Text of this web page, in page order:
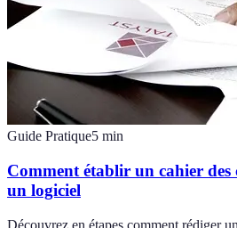
Guide Pratique5 min
Comment établir un cahier
un logiciel
Découvrez en étapes comment rédiger